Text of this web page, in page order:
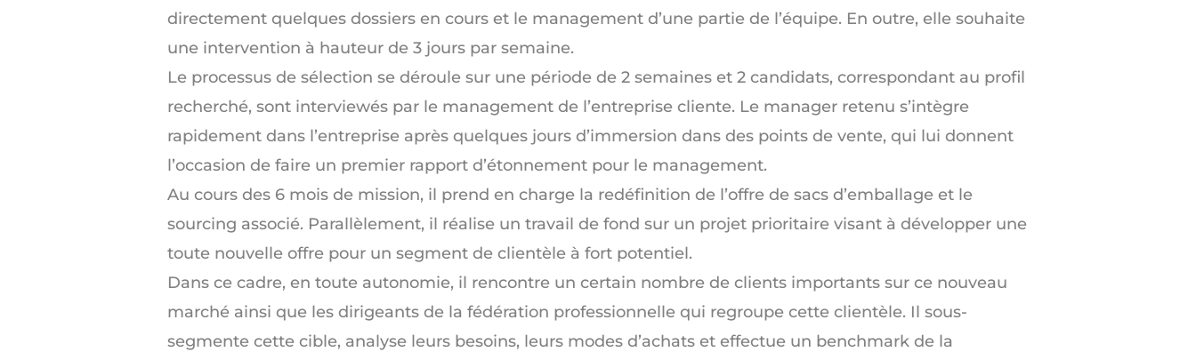
directement quelques dossiers en cours et le management d’une partie de l’équipe. En outre, elle souhaite
une intervention à hauteur de 3 jours par semaine.
Le processus de sélection se déroule sur une période de 2 semaines et 2 candidats, correspondant au profil
recherché, sont interviewés par le management de l’entreprise cliente. Le manager retenu s’intègre
rapidement dans l’entreprise après quelques jours d’immersion dans des points de vente, qui lui donnent
l’occasion de faire un premier rapport d’étonnement pour le management.
Au cours des 6 mois de mission, il prend en charge la redéfinition de l’offre de sacs d’emballage et le
sourcing associé. Parallèlement, il réalise un travail de fond sur un projet prioritaire visant à développer une
toute nouvelle offre pour un segment de clientèle à fort potentiel.
Dans ce cadre, en toute autonomie, il rencontre un certain nombre de clients importants sur ce nouveau
marché ainsi que les dirigeants de la fédération professionnelle qui regroupe cette clientèle. Il sous-
segmente cette cible, analyse leurs besoins, leurs modes d’achats et effectue un benchmark de la